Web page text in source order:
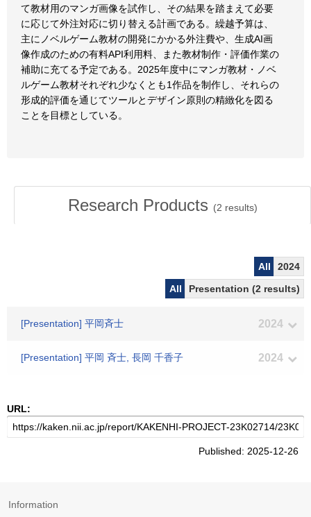
て教材用のマンガ画像を試作し、その結果を踏まえて必要
に応じて外注対応に切り替える計画である。繰越予算は、
主にノベルゲーム教材の開発にかかる外注費や、生成AI画
像作成のための有料API利用料、また教材制作・評価作業の
補助に充てる予定である。2025年度中にマンガ教材・ノベ
ルゲーム教材それぞれ少なくとも1作品を制作し、それらの
形成的評価を通じてツールとデザイン原則の精緻化を図る
ことを目標としている。
Research Products (2 results)
All
2024
All
Presentation (2 results)
[Presentation] 平岡斉士 2024
[Presentation] 平岡 斉士, 長岡 千香子 2024
URL:
Published: 2025-12-26
Information